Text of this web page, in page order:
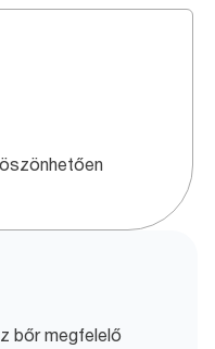
bőr megfelelő